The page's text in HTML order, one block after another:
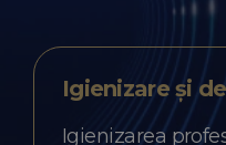
Igienizare și
Igienizarea